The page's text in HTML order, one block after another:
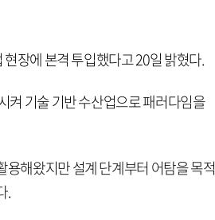
장에 본격 투입했다고 20일 밝혔다.
켜 기술 기반 수산업으로 패러다임을
해왔지만 설계 단계부터 어탐을 목적
.